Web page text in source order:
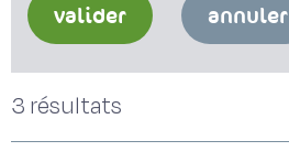
valider annuler
3 résultats